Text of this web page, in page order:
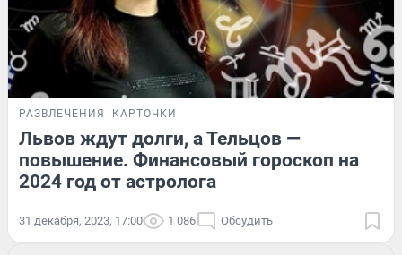
РАЗВЛЕЧЕНИЯ КАРТОЧКИ
Львов ждут долги, а Тельцов —
повышение. Финансовый гороскоп на
2024 год от астролога
31 декабря, 2023, 17:00 1 086 Обсудить